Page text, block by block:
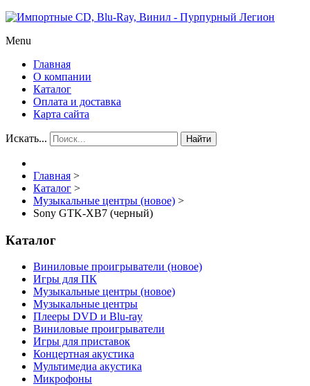
Menu
Главная
О компании
Каталог
Оплата и доставка
Карта сайта
Искать... Найти
Главная >
Каталог >
Музыкальные центры (новое) >
Sony GTK-XB7 (черный)
Каталог
Виниловые проигрыватели (новое)
Игры для ПК
Музыкальные центры (новое)
Музыкальные центры
Плееры DVD и Blu-ray
Виниловые проигрыватели
Игры для приставок
Концертная акустика
Мультимедиа акустика
Микрофоны